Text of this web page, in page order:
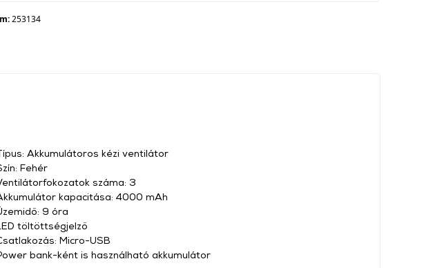
253134
Akkumulátoros kézi ventilátor
Fehér
száma: 3
kapacitása: 4000 mAh
9 óra
töltöttségjelző
Micro-USB
bank-ként is használható akkumulátor